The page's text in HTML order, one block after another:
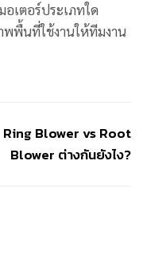
เตอร์ประเภทใด
พพื้นที่ใช้งานให้ทีมงาน
Ring Blower vs Root
Blower ต่างกันยังไง?